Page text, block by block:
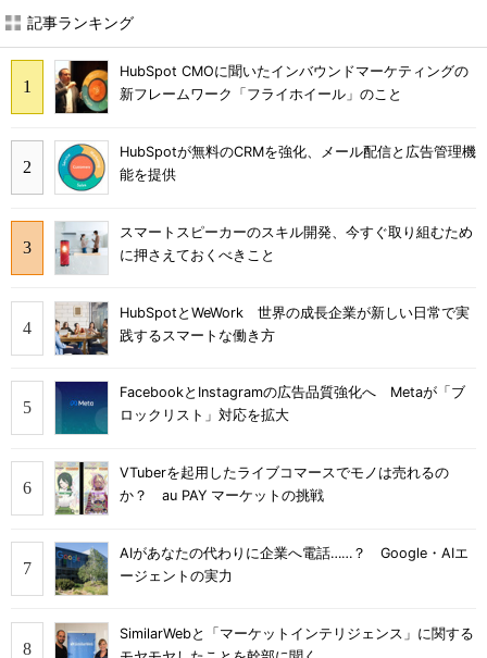
記事ランキング
HubSpot CMOに聞いたインバウンドマーケティングの
新フレームワーク「フライホイール」のこと
HubSpotが無料のCRMを強化、メール配信と広告管理機
能を提供
スマートスピーカーのスキル開発、今すぐ取り組むため
に押さえておくべきこと
HubSpotとWeWork 世界の成長企業が新しい日常で実
践するスマートな働き方
FacebookとInstagramの広告品質強化へ Metaが「ブ
ロックリスト」対応を拡大
VTuberを起用したライブコマースでモノは売れるの
か？ au PAY マーケットの挑戦
AIがあなたの代わりに企業へ電話……？ Google・AIエ
ージェントの実力
SimilarWebと「マーケットインテリジェンス」に関する